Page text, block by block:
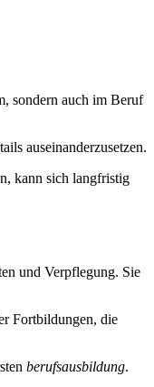
sondern auch im Beruf
auseinanderzusetzen.
kann sich langfristig
und Verpflegung. Sie
Fortbildungen, die
berufsausbildung.